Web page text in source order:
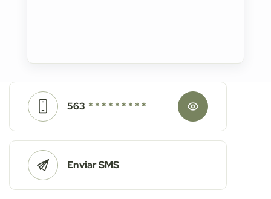
563 * * * * * * * * *
Enviar SMS